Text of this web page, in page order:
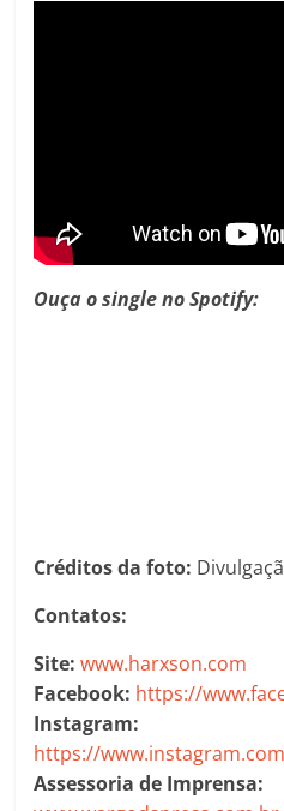
Ouça o single no Spotify:
Créditos da foto:
Contatos:
Site:www.harxson.com
Facebook: https://
Instagram:
https://
Assessoria de Imprensa: